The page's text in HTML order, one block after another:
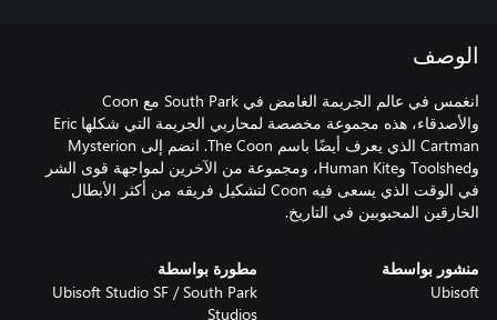
الوصف
انغمس في عالم الجريمة الغامض في South Park مع Coon
والأصدقاء، هذه مجموعة مخصصة لمحاربي الجريمة التي شكلها Eric
Cartman الذي يعرف أيضًا باسم The Coon. انضم إلى Mysterion
وToolshed وHuman Kite، ومجموعة من الآخرين لمواجهة قوى الشر
في الوقت الذي يسعى فيه Coon لتشكيل فريقه من أكثر الأبطال
الخارقين المحبوبين في التاريخ.
منشور بواسطة
Ubisoft
مطورة بواسطة
Ubisoft Studio SF / South Park
Studios